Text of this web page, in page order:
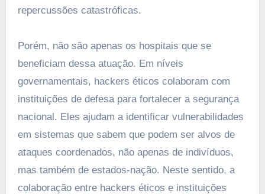
repercussões catastróficas.
Porém, não são apenas os hospitais que se
beneficiam dessa atuação. Em níveis
governamentais, hackers éticos colaboram com
instituições de defesa para fortalecer a segurança
nacional. Eles ajudam a identificar vulnerabilidades
em sistemas que sabem que podem ser alvos de
ataques coordenados, não apenas de indivíduos,
mas também de estados-nação. Neste sentido, a
colaboração entre hackers éticos e instituições